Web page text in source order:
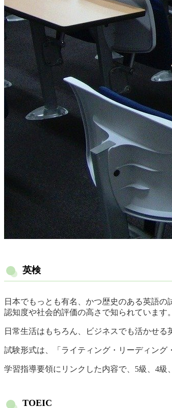
英検
日本でもっとも有名、かつ歴史のある英語の
認知度や社会的評価の高さで知られています。
日常生活はもちろん、ビジネスでも活かせる
試験形式は、「ライティング・リーディング
学習指導要領にリンクした内容で、5級、4級
TOEIC